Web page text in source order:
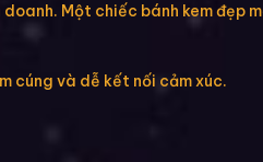
Một chiếc bánh kem
cúng và dễ kết nối cảm xúc.